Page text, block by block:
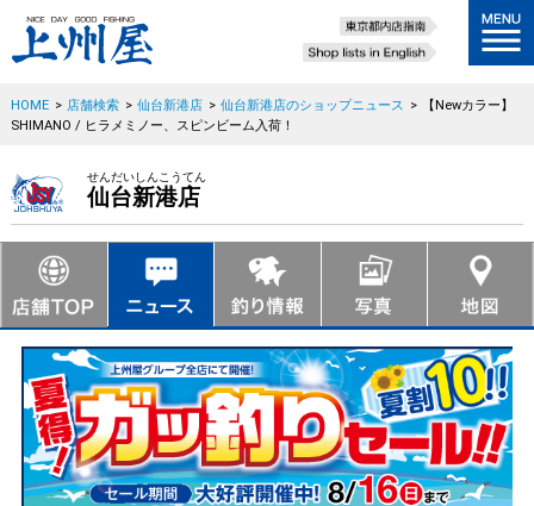
HOME > 店舗検索 > 仙台新港店 > 仙台新港店のショップニュース >
【Newカラー】
SHIMANO / ヒラメミノー、スピンビーム入荷！
せんだいしんこうてん
仙台新港店